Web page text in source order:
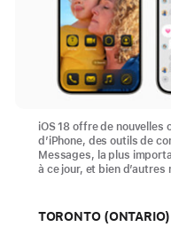
iOS 18 offre de nouvelles
d’iPhone, des outils de
Messages, la plus
à ce jour, et bien d’autres
TORONTO (ONTARIO)